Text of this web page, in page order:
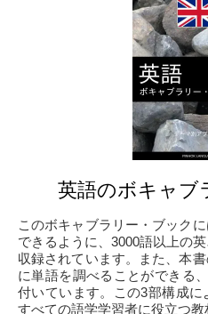
英語のボキャブ
このボキャブラリー・ブック
できるように、3000語以上の
収録されています。また、本
に単語を調べることができる
付いています。この3部構成に
すべての語学学習者に役立つ教